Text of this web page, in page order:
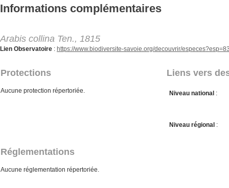
Aller au contenu principal
Informations complémentaires
Arabis collina Ten., 1815
Lien Observatoire : https://www.biodiversite-savoie.org/decouvrir/
Protections Liens vers
Aucune protection répertoriée. Niveau national :
Niveau régional :
Réglementations
Aucune réglementation répertoriée.